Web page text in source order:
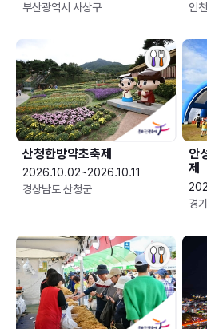
부산광역시 사상구
인
산청한방약초축제
2026.10.02~2026.10.11
경상남도 산청군
안
제
경